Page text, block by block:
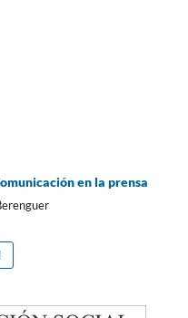
en la prensa